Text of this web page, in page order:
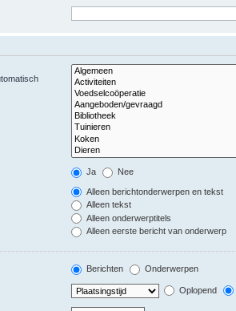
Ja Nee
Alleen berichtonderwerpen en tekst
Alleen tekst
Alleen onderwerptitels
Alleen eerste bericht van onderwerp
Berichten Onderwerpen
Oplopend